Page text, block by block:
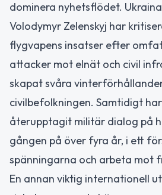
dominera nyhetsflödet.
Volodymyr Zelenskyj har
flygvapens insatser efter
attacker mot elnät och civil
skapat svåra
civilbefolkningen. Samtidigt har
återupptagit militär dialog på
gången på över fyra år, i ett
spänningarna och arbeta mot
En annan viktig internationell